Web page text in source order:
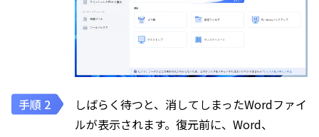
しばらく待つと、消してしまったWordファイ
ルが表示されます。復元前に、Word、